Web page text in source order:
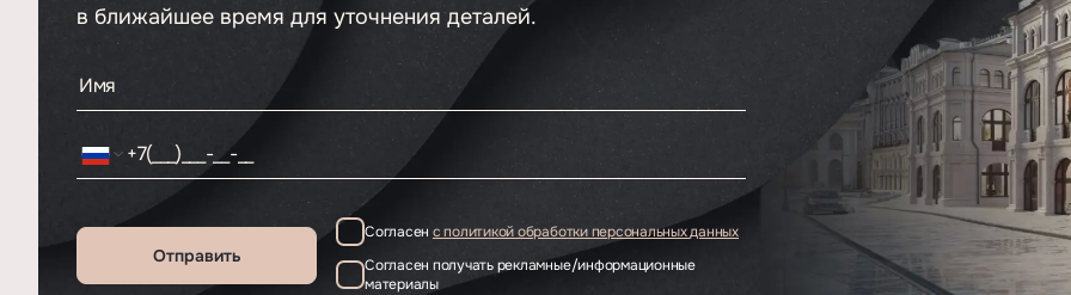
в ближайшее время для уточнения деталей.
Отправить
Согласен с политикой обработки персональных данных
Согласен получать рекламные/информационные
материалы